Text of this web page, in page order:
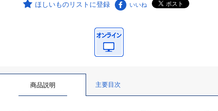
ほしいものリストに登録 いいね
商品説明 主要目次